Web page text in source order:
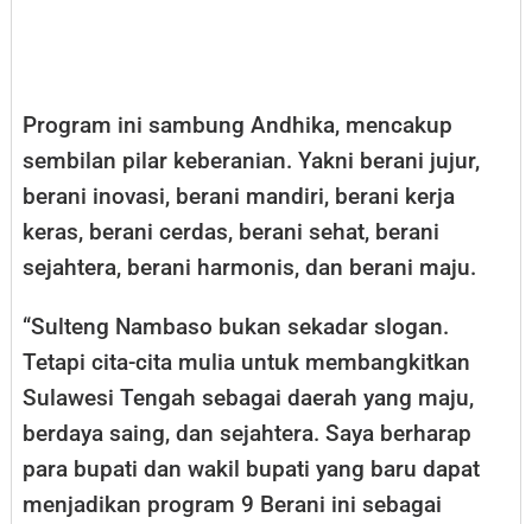
Program ini sambung Andhika, mencakup
sembilan pilar keberanian. Yakni berani jujur,
berani inovasi, berani mandiri, berani kerja
keras, berani cerdas, berani sehat, berani
sejahtera, berani harmonis, dan berani maju.
“Sulteng Nambaso bukan sekadar slogan.
Tetapi cita-cita mulia untuk membangkitkan
Sulawesi Tengah sebagai daerah yang maju,
berdaya saing, dan sejahtera. Saya berharap
para bupati dan wakil bupati yang baru dapat
menjadikan program 9 Berani ini sebagai